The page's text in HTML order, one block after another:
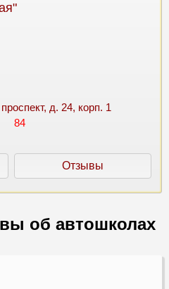
д. 24, корп. 1
84
Отзывы
об автошколах